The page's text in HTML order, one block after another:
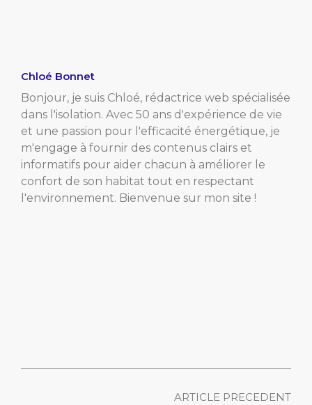
Chloé Bonnet
Bonjour, je suis Chloé, rédactrice web spécialisée
dans l'isolation. Avec 50 ans d'expérience de vie
et une passion pour l'efficacité énergétique, je
m'engage à fournir des contenus clairs et
informatifs pour aider chacun à améliorer le
confort de son habitat tout en respectant
l'environnement. Bienvenue sur mon site !
ARTICLE PRECEDENT